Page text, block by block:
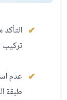
تركيب
عدم
طبقة